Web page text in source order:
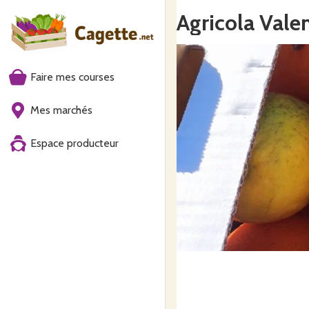
Faire mes courses
Mes marchés
Espace producteur
Agricola